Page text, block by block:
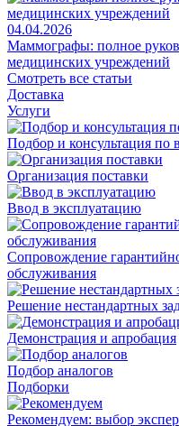
04.04.2026
Маммографы: полное
медицинских учреждений
Смотреть все статьи
Доставка
Услуги
Подбор и консультация по
Организация поставки
Ввод в эксплуатацию
Сопровождение
обслуживания
Решение нестандартных
Демонстрация и апробация
Подбор аналогов
Подборки
Рекомендуем: выбор